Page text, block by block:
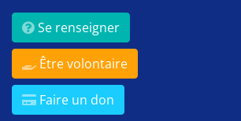
Se renseigner
Être volontaire
Faire un don